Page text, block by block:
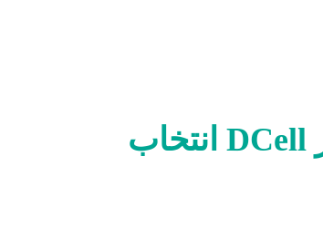
DCell انتخاب